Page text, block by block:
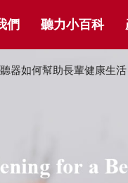
們 聽力小百科
器如何幫助長輩健康生活